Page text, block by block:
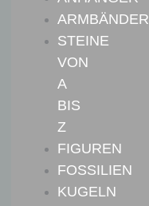
ARMBÄNDER
STEINE
VON
A
BIS
Z
FIGUREN
FOSSILIEN
KUGELN